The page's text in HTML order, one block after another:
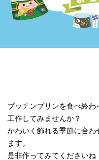
プッチンプリンを食べ終わ
工作してみませんか？
かわいく飾れる季節に合
ます。
是非作ってみてくださいね